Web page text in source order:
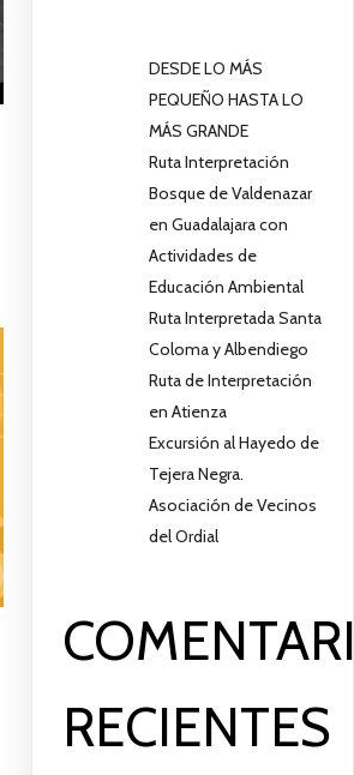
DESDE LO MÁS
PEQUEÑO HASTA LO
MÁS GRANDE
Ruta Interpretación
Bosque de Valdenazar
en Guadalajara con
Actividades de
Educación Ambiental
Ruta Interpretada Santa
Coloma y Albendiego
Ruta de Interpretación
en Atienza
Excursión al Hayedo de
Tejera Negra.
Asociación de Vecinos
del Ordial
RECIENTES